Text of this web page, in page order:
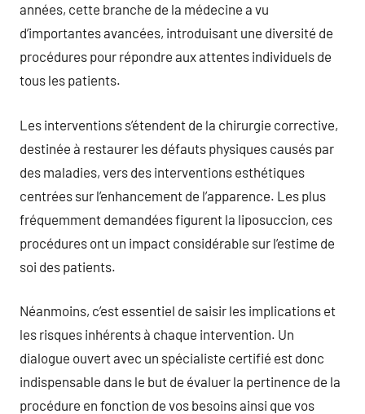
années, cette branche de la médecine a vu
d’importantes avancées, introduisant une diversité de
procédures pour répondre aux attentes individuels de
tous les patients.
Les interventions s’étendent de la chirurgie corrective,
destinée à restaurer les défauts physiques causés par
des maladies, vers des interventions esthétiques
centrées sur l’enhancement de l’apparence. Les plus
fréquemment demandées figurent la liposuccion, ces
procédures ont un impact considérable sur l’estime de
soi des patients.
Néanmoins, c’est essentiel de saisir les implications et
les risques inhérents à chaque intervention. Un
dialogue ouvert avec un spécialiste certifié est donc
indispensable dans le but de évaluer la pertinence de la
procédure en fonction de vos besoins ainsi que vos